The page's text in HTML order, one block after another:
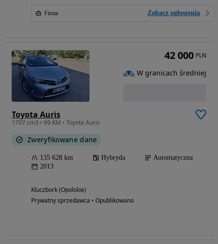
Firma Zobacz ogłoszenia
Toyota Auris
1797 cm3 • 99 KM • Toyota Auris
Zweryfikowane dane
135 628 km Hybryda
Automatyczna
2013
Kluczbork (Opolskie)
Prywatny sprzedawca • Opublikowano
42 000 PLN
W granicach średniej